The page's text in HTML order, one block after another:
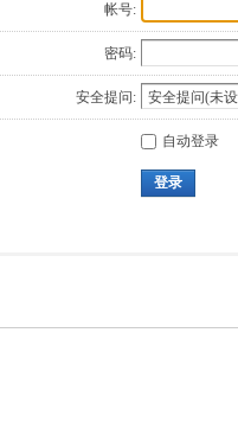
帐号:
密码:
安全提问:
自动登录
登录